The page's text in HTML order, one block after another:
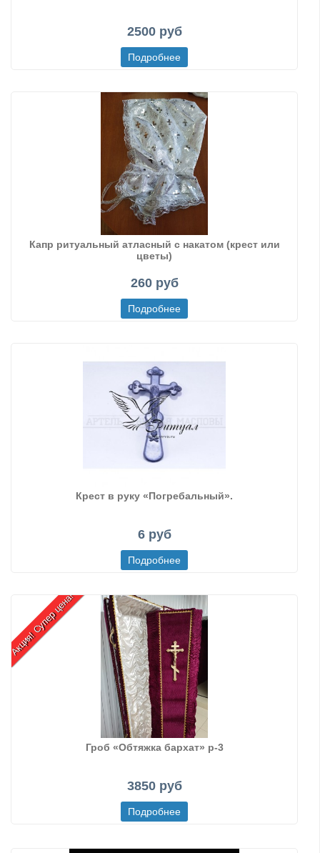
2500 руб
Капр ритуальный атласный с накатом (крест или
цветы)
260 руб
Крест в руку «Погребальный».
6 руб
Акция! Супер цена!
Гроб «Обтяжка бархат» р-3
3850 руб